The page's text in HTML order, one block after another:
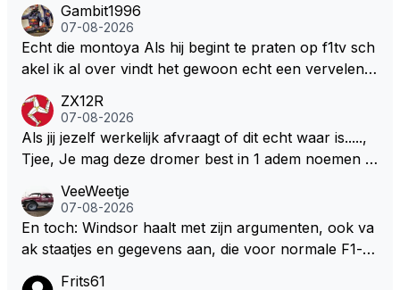
milton, hahahaha. Latifi pakt ze allemaal met de oge
n dicht met als onbetwiste nummer 2 of GOATINES
S Lawson natuurlijk 😂😂😂😂😂
Gambit1996
07-08-2026
Echt die montoya Als hij begint te praten op f1tv sch
akel ik al over vindt het gewoon echt een vervelend
weet 🤮🤮
ZX12R
07-08-2026
Als jij jezelf werkelijk afvraagt of dit echt waar is.....,
Tjee, Je mag deze dromer best in 1 adem noemen m
aar voordragen uit eigen geest. Kan mij voorstellen d
at je het leuk vindt sprookjes te luisteren maar heb jij
jezelf dan ook wel eens afgevraagd of de dappere b
VeeWeetje
07-08-2026
En toch: Windsor haalt met zijn argumenten, ook va
ak staatjes en gegevens aan, die voor normale F1-fa
Frits61